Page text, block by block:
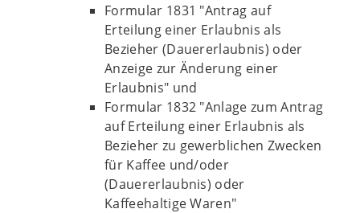
Formular 1831 "Antrag auf
Erteilung einer Erlaubnis als
Bezieher (Dauererlaubnis) oder
Anzeige zur Änderung einer
Erlaubnis" und
Formular 1832 "Anlage zum Antrag
auf Erteilung einer Erlaubnis als
Bezieher zu gewerblichen Zwecken
für Kaffee und/oder
(Dauererlaubnis) oder
Kaffeehaltige Waren"